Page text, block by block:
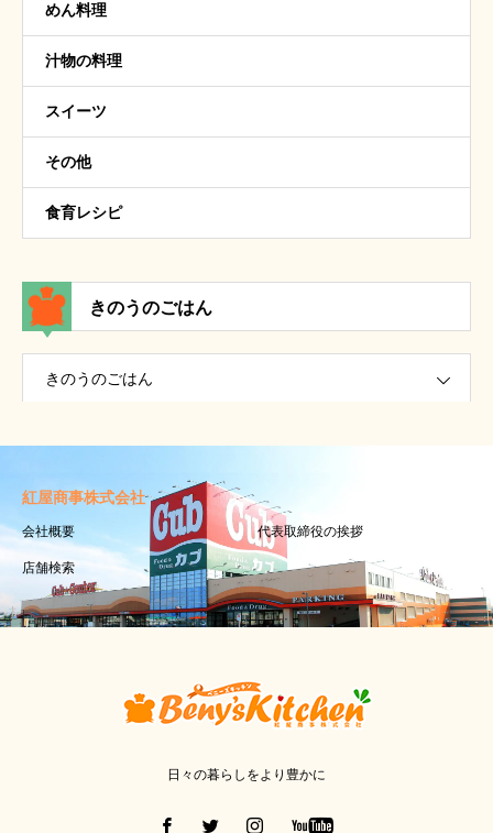
めん料理
汁物の料理
スイーツ
その他
食育レシピ
きのうのごはん
きのうのごはん
紅屋商事株式会社
会社概要 代表取締役の挨拶
店舗検索
日々の暮らしをより豊かに